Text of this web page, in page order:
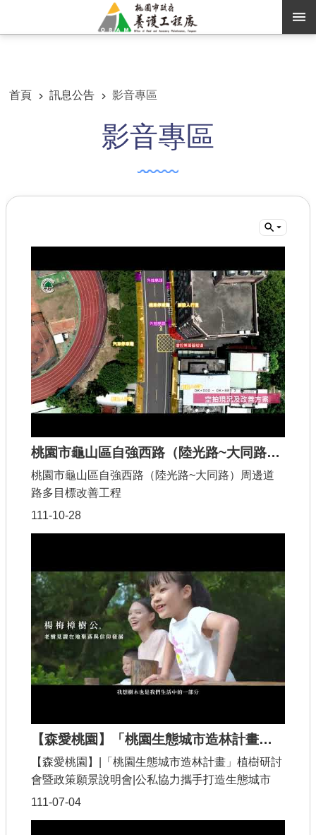
進階搜尋
資訊公開
路燈
公共工程
回首頁
網站導覽
常見問答
桃園市政府
隱私權政策
政府網站資料開放宣告
首頁
訊息公告 影音專區
影音專區
桃園市龜山區自強西路（陸光路~大同路）周邊道路多目標改善工程
111-10-28
桃園市龜山區自強西路（陸光路~大同路）周邊道
路多目標改善工程
【森愛桃園】「桃園生態城市造林計畫」植樹研討會暨政策願景說明會，公私協力攜手打造生態城市
111-07-04
【森愛桃園】|「桃園生態城市造林計畫」植樹研討
會暨政策願景說明會|公私協力攜手打造生態城市